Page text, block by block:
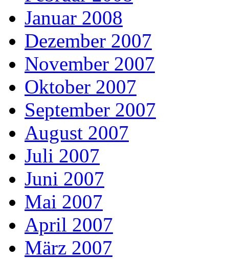
Januar 2008
Dezember 2007
November 2007
Oktober 2007
September 2007
August 2007
Juli 2007
Juni 2007
Mai 2007
April 2007
März 2007